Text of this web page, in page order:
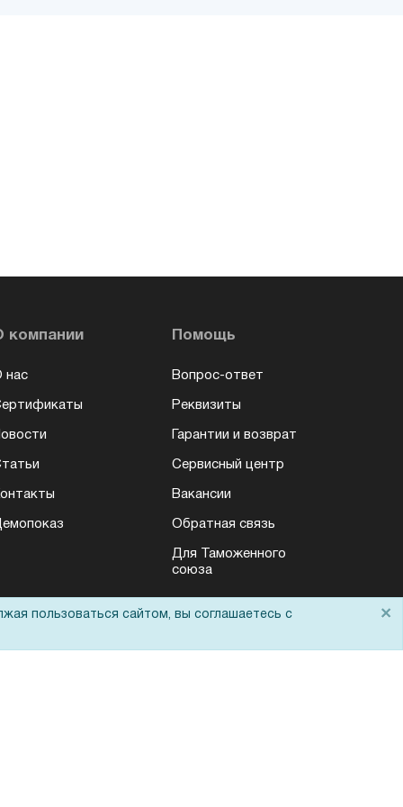
компании
нас
Помощь
Вопрос-ответ
Реквизиты
Гарантии и возврат
Сервисный центр
Вакансии
Обратная связь
Для Таможенного
союза
пользоваться сайтом, вы соглашаетесь с
×